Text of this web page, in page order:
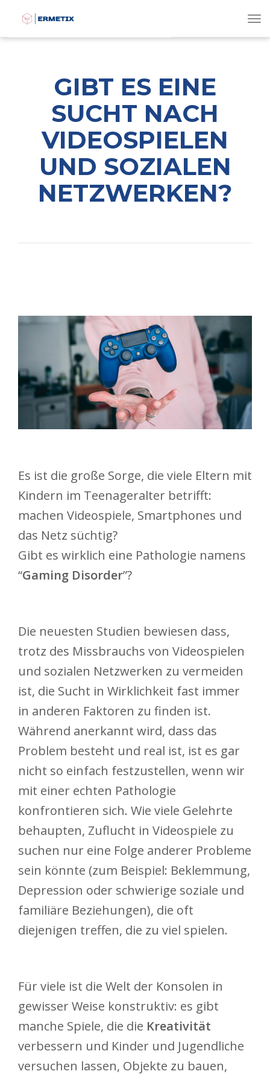
GIBT ES EINE
SUCHT NACH
VIDEOSPIELEN
UND SOZIALEN
NETZWERKEN?
Es ist die große Sorge, die viele Eltern mit
Kindern im Teenageralter betrifft:
machen Videospiele, Smartphones und
das Netz süchtig?
Gibt es wirklich eine Pathologie namens
“Gaming Disorder”?
Die neuesten Studien bewiesen dass,
trotz des Missbrauchs von Videospielen
und sozialen Netzwerken zu vermeiden
ist, die Sucht in Wirklichkeit fast immer
in anderen Faktoren zu finden ist.
Während anerkannt wird, dass das
Problem besteht und real ist, ist es gar
nicht so einfach festzustellen, wenn wir
mit einer echten Pathologie
konfrontieren sich. Wie viele Gelehrte
behaupten, Zuflucht in Videospiele zu
suchen nur eine Folge anderer Probleme
sein könnte (zum Beispiel: Beklemmung,
Depression oder schwierige soziale und
familiäre Beziehungen), die oft
diejenigen treffen, die zu viel spielen.
Für viele ist die Welt der Konsolen in
gewisser Weise konstruktiv: es gibt
manche Spiele, die die Kreativität
verbessern und Kinder und Jugendliche
versuchen lassen, Objekte zu bauen,